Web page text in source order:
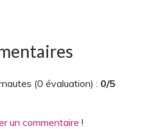
(0 évaluation) : 0/5
un commentaire !